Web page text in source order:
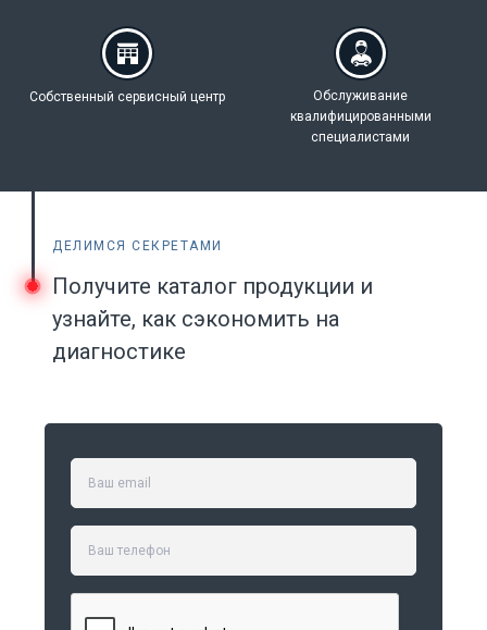
Собственный сервисный центр
Обслуживание
квалифицированными
специалистами
ДЕЛИМСЯ СЕКРЕТАМИ
Получите каталог продукции и
узнайте, как сэкономить на
диагностике